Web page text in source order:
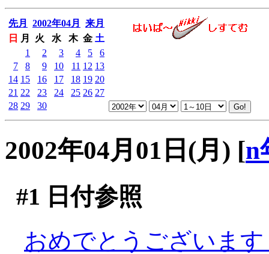
先月 2002年04月
来月
日
月 火 水 木 金 土
1
2 3 4 5
6
7
8 9 10 11 12 13
14 15 16 17 18 19 20
21 22 23 24 25 26 27
28 29 30
2002年04月01日(月) [n
#1 日付参照
おめでとうございま